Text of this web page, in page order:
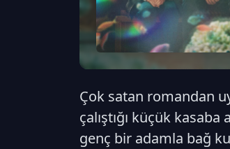
Çok satan romandan
çalıştığı küçük
genç bir adamla bağ